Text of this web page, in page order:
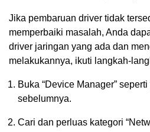
Jika pembaruan driver tidak
memperbaiki masalah, Anda
driver jaringan yang ada dan
melakukannya, ikuti langkah-
Buka “Device Manager”
sebelumnya.
Cari dan perluas kategori